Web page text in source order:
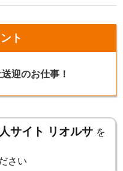
ト
迎のお仕事！
サイト リオルサ を
さい